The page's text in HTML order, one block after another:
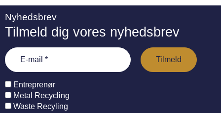
Nyhedsbrev
Tilmeld dig vores nyhedsbrev
Entreprenør
Metal Recycling
Waste Recyling